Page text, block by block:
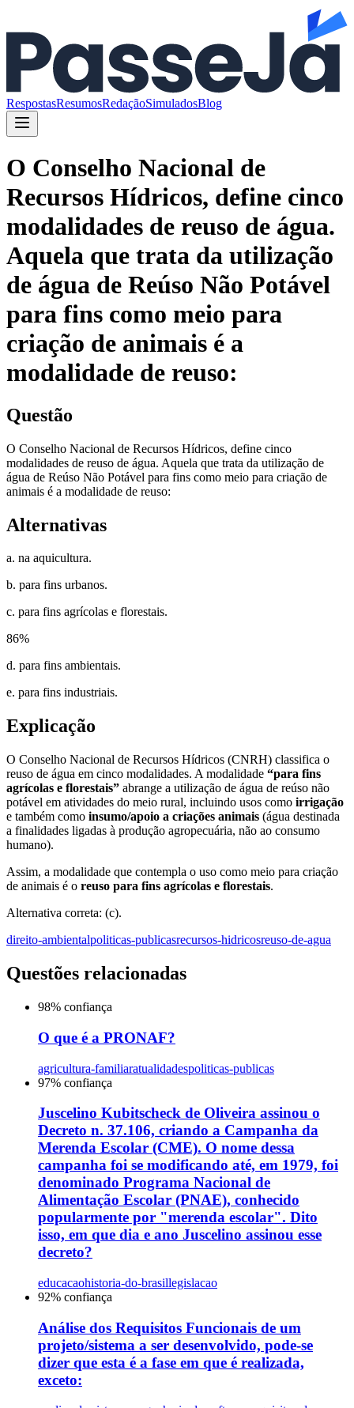
RespostasResumosRedaçãoSimuladosBlog
O Conselho Nacional de
Recursos Hídricos, define cinco
modalidades de reuso de água.
Aquela que trata da utilização
de água de Reúso Não Potável
para fins como meio para
criação de animais é a
modalidade de reuso:
Questão
O Conselho Nacional de Recursos Hídricos, define cinco
modalidades de reuso de água. Aquela que trata da utilização de
água de Reúso Não Potável para fins como meio para criação de
animais é a modalidade de reuso:
Alternativas
a. na aquicultura.
b. para fins urbanos.
c. para fins agrícolas e florestais.
86%
d. para fins ambientais.
e. para fins industriais.
Explicação
O Conselho Nacional de Recursos Hídricos (CNRH) classifica o
reuso de água em cinco modalidades. A modalidade “para fins
agrícolas e florestais” abrange a utilização de água de reúso não
potável em atividades do meio rural, incluindo usos como irrigação
e também como insumo/apoio a criações animais (água destinada
a finalidades ligadas à produção agropecuária, não ao consumo
humano).
Assim, a modalidade que contempla o uso como meio para criação
de animais é o reuso para fins agrícolas e florestais.
Alternativa correta: (c).
direito-ambientalpoliticas-publicasrecursos-hidricosreuso-de-agua
Questões relacionadas
98% confiança
O que é a PRONAF?
agricultura-familiaratualidadespoliticas-publicas
97% confiança
Juscelino Kubitscheck de Oliveira assinou o
Decreto n. 37.106, criando a Campanha da
Merenda Escolar (CME). O nome dessa
campanha foi se modificando até, em 1979, foi
denominado Programa Nacional de
Alimentação Escolar (PNAE), conhecido
popularmente por "merenda escolar". Dito
isso, em que dia e ano Juscelino assinou esse
decreto?
educacaohistoria-do-brasillegislacao
92% confiança
Análise dos Requisitos Funcionais de um
projeto/sistema a ser desenvolvido, pode-se
dizer que esta é a fase em que é realizada,
exceto: